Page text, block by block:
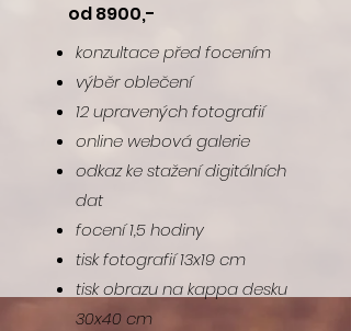
od 8900,-
konzultace před focením
výběr oblečení
12 upravených fotografií
online webová galerie
odkaz ke stažení digitálních
dat
focení 1,5 hodiny
tisk fotografií 13x19 cm
tisk obrazu na kappa desku
30x40 cm